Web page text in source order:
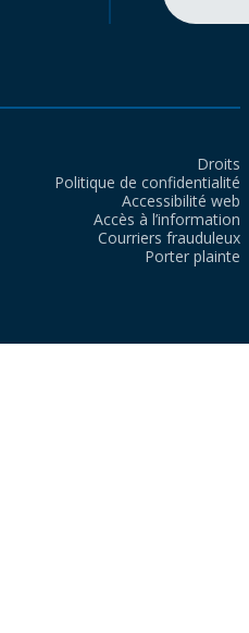
Droits
Politique de confidentialité
Accessibilité web
Accès à l’information
Courriers frauduleux
Porter plainte